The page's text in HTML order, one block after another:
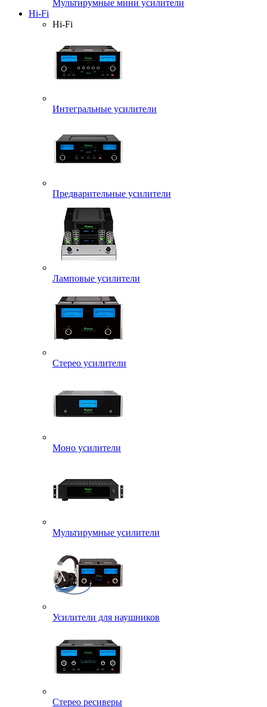
Мультирумные мини усилители
Hi-Fi
Hi-Fi
Интегральные усилители
Предварительные усилители
Ламповые усилители
Стерео усилители
Моно усилители
Мультирумные усилители
Усилители для наушников
Стерео ресиверы